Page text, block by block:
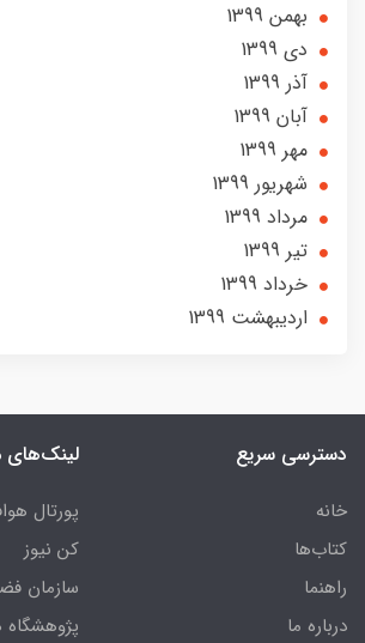
بهمن 1399
دی 1399
آذر 1399
آبان 1399
مهر 1399
شهریور 1399
مرداد 1399
تير 1399
خرداد 1399
ارديبهشت 1399
دسترسی سریع
خانه
کتاب‌ها
راهنما
درباره ما
لینک‌های
پورتال
کن نیوز
سازمان
پژوهشگاه